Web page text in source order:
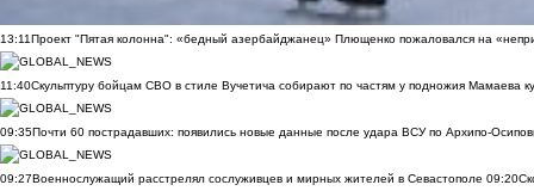
13:11Проект "Пятая колонна": «бедный азербайджанец» Плющенко пожаловался на
11:40Скульптуру бойцам СВО в стиле Вучетича собирают по частям у подножия Мамаева
09:35Почти 60 пострадавших: появились новые данные после удара ВСУ по Архипо-
09:27Военнослужащий расстрелял сослуживцев и мирных жителей в Севастополе 09:20